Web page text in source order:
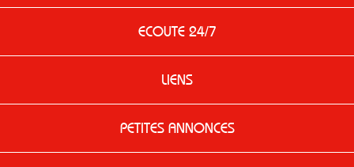
ECOUTE 24/7
LIENS
PETITES ANNONCES